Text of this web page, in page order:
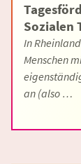
Sozialen
In
Menschen
an (also …